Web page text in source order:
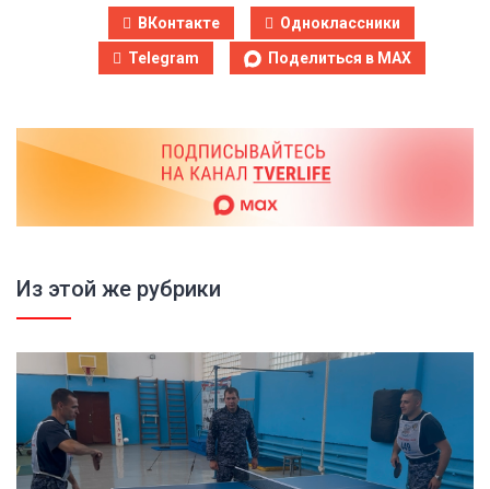
ВКонтакте
Одноклассники
Telegram
Поделиться в MAX
Из этой же рубрики